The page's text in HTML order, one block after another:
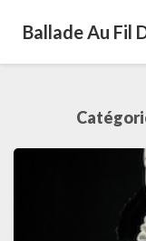
Ballade Au Fil